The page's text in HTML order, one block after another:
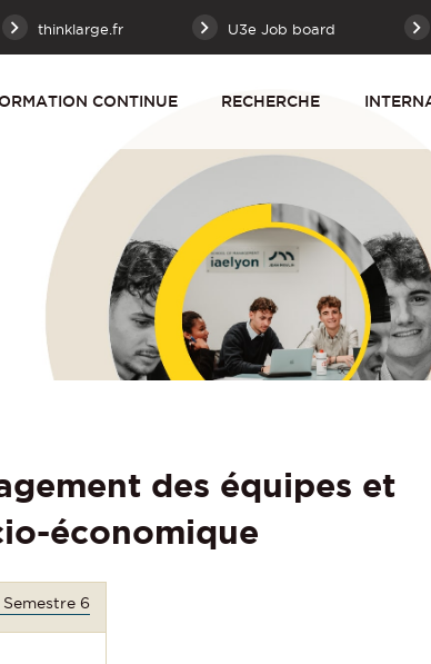
thinklarge.fr U3e Job board
CONTINUE RECHERCHE
des équipes et
économique
6